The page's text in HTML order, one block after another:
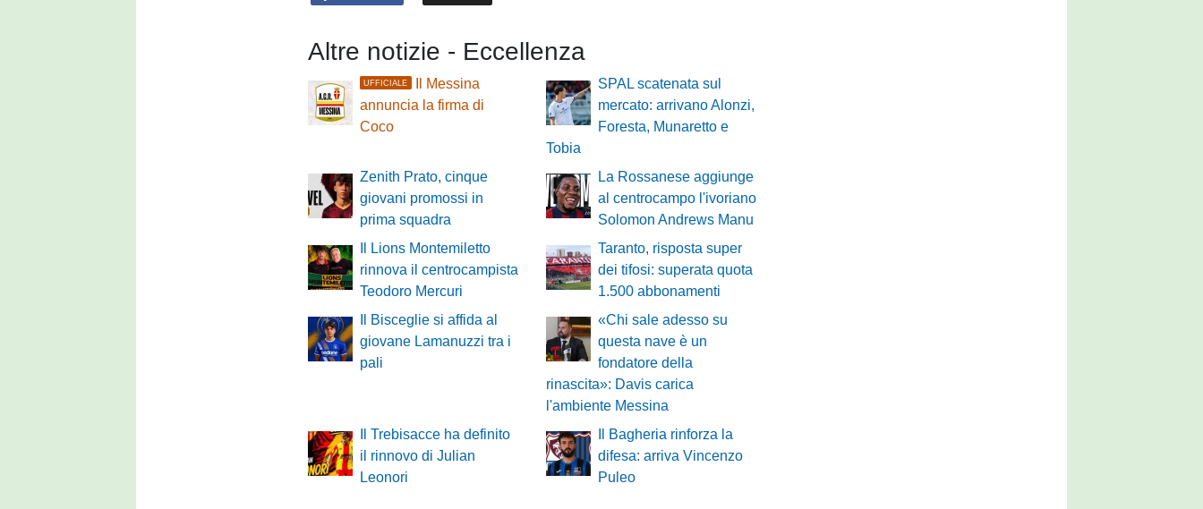
Altre notizie - Eccellenza
UFFICIALE
Il Messina
annuncia la firma di
Coco
SPAL scatenata sul
mercato: arrivano Alonzi,
Foresta, Munaretto e
Tobia
Zenith Prato, cinque
giovani promossi in
prima squadra
La Rossanese aggiunge
al centrocampo l'ivoriano
Solomon Andrews Manu
Il Lions Montemiletto
rinnova il centrocampista
Teodoro Mercuri
Taranto, risposta super
dei tifosi: superata quota
1.500 abbonamenti
Il Bisceglie si affida al
giovane Lamanuzzi tra i
pali
«Chi sale adesso su
questa nave è un
fondatore della
rinascita»: Davis carica
l'ambiente Messina
Il Trebisacce ha definito
il rinnovo di Julian
Leonori
Il Bagheria rinforza la
difesa: arriva Vincenzo
Puleo